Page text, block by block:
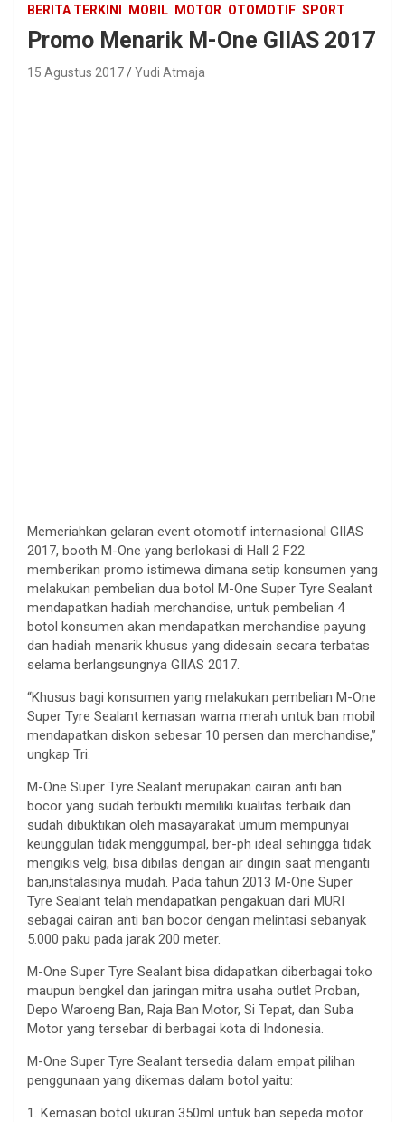
BERITA TERKINI MOBIL MOTOR OTOMOTIF SPORT
Promo Menarik M-One GIIAS 2017
15 Agustus 2017 Yudi Atmaja
Memeriahkan gelaran event otomotif internasional GIIAS
2017, booth M-One yang berlokasi di Hall 2 F22
memberikan promo istimewa dimana setip konsumen yang
melakukan pembelian dua botol M-One Super Tyre Sealant
mendapatkan hadiah merchandise, untuk pembelian 4
botol konsumen akan mendapatkan merchandise payung
dan hadiah menarik khusus yang didesain secara terbatas
selama berlangsungnya GIIAS 2017.
“Khusus bagi konsumen yang melakukan pembelian M-One
Super Tyre Sealant kemasan warna merah untuk ban mobil
mendapatkan diskon sebesar 10 persen dan merchandise,”
ungkap Tri.
M-One Super Tyre Sealant merupakan cairan anti ban
bocor yang sudah terbukti memiliki kualitas terbaik dan
sudah dibuktikan oleh masayarakat umum mempunyai
keunggulan tidak menggumpal, ber-ph ideal sehingga tidak
mengikis velg, bisa dibilas dengan air dingin saat menganti
ban,instalasinya mudah. Pada tahun 2013 M-One Super
Tyre Sealant telah mendapatkan pengakuan dari MURI
sebagai cairan anti ban bocor dengan melintasi sebanyak
5.000 paku pada jarak 200 meter.
M-One Super Tyre Sealant bisa didapatkan diberbagai toko
maupun bengkel dan jaringan mitra usaha outlet Proban,
Depo Waroeng Ban, Raja Ban Motor, Si Tepat, dan Suba
Motor yang tersebar di berbagai kota di Indonesia.
M-One Super Tyre Sealant tersedia dalam empat pilihan
penggunaan yang dikemas dalam botol yaitu:
1. Kemasan botol ukuran 350ml untuk ban sepeda motor